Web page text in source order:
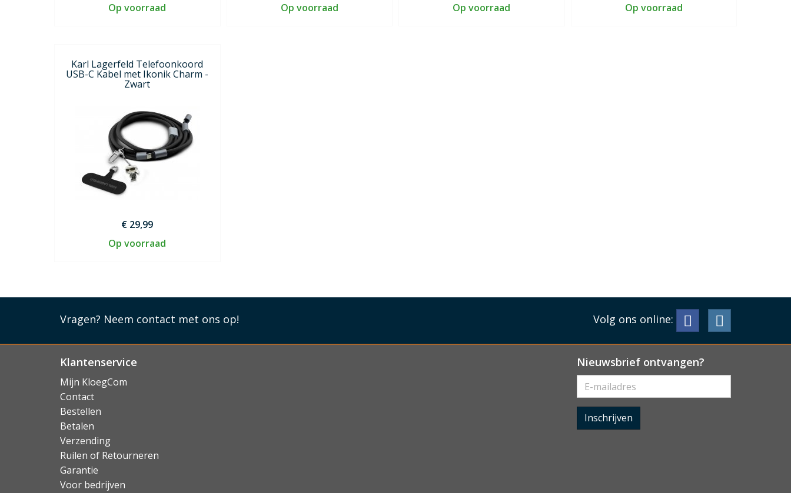
Op voorraad
Op voorraad
Op voorraad
Op voorraad
Karl Lagerfeld Telefoonkoord
USB-C Kabel met Ikonik Charm -
Zwart
€ 29,99
Op voorraad
Vragen? Neem contact met ons op! Volg ons online:
Klantenservice
Mijn KloegCom
Contact
Bestellen
Betalen
Verzending
Ruilen of Retourneren
Garantie
Voor bedrijven
Nieuwsbrief ontvangen?
Inschrijven